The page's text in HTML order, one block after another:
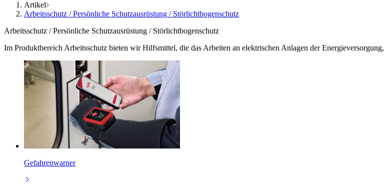
Artikel
Arbeitsschutz / Persönliche Schutzausrüstung / Störlichtbogenschutz
Arbeitsschutz / Persönliche Schutzausrüstung / Störlichtbogenschutz
Im Produktbereich Arbeitsschutz bieten wir Hilfsmittel, die das Arbeiten an elektrischen Anlagen der
Gefahrenwarner